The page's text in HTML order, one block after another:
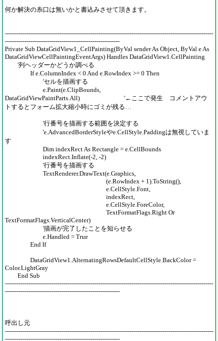
何か解決の糸口は無いかと書込みさせて頂きます。
-----------------------------------------------------------------------------------------------------------
-----------------------------------------------------------
Private Sub DataGridView1_CellPainting(ByVal sender As Object, ByVal e As
DataGridViewCellPaintingEventArgs) Handles DataGridView1.CellPainting
'列ヘッダーかどうか調べる
If e.ColumnIndex < 0 And e.RowIndex >= 0 Then
'セルを描画する
e.Paint(e.ClipBounds,
DataGridViewPaintParts.All) '←ここで発生 コメントアウ
トするとフォーム拡大縮小時にゴミが残る…
'行番号を描画する範囲を決定する
'e.AdvancedBorderStyleやe.CellStyle.Paddingは無視していま
す
Dim indexRect As Rectangle = e.CellBounds
indexRect.Inflate(-2, -2)
'行番号を描画する
TextRenderer.DrawText(e.Graphics,
(e.RowIndex + 1).ToString(),
e.CellStyle.Font,
indexRect,
e.CellStyle.ForeColor,
TextFormatFlags.Right Or
TextFormatFlags.VerticalCenter)
'描画が完了したことを知らせる
e.Handled = True
End If
DataGridView1.AlternatingRowsDefaultCellStyle.BackColor =
Color.LightGray
End Sub
-----------------------------------------------------------------------------------------------------------
-----------------------------------------------------------
呼出し元
-----------------------------------------------------------------------------------------------------------
-----------------------------------------------------------